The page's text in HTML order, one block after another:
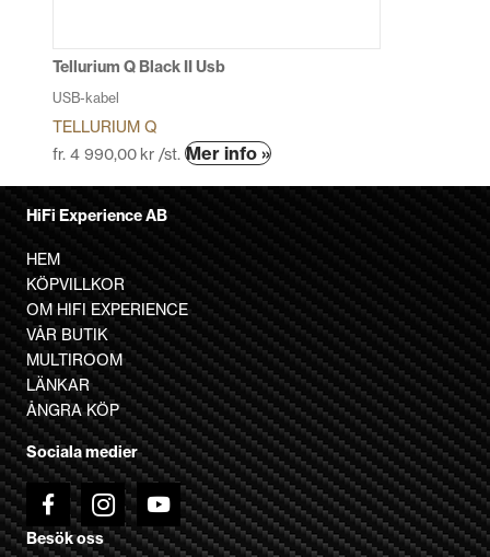
Tellurium Q Black II Usb
USB-kabel
TELLURIUM Q
fr. 4 990,00 kr /st. Mer info »Den
varianter.
De
olika
alternativen
kan
väljas
på
produktsidan
HiFi Experience AB
HEM
KÖPVILLKOR
OM HIFI EXPERIENCE
VÅR BUTIK
MULTIROOM
LÄNKAR
ÅNGRA KÖP
Sociala medier
Besök oss